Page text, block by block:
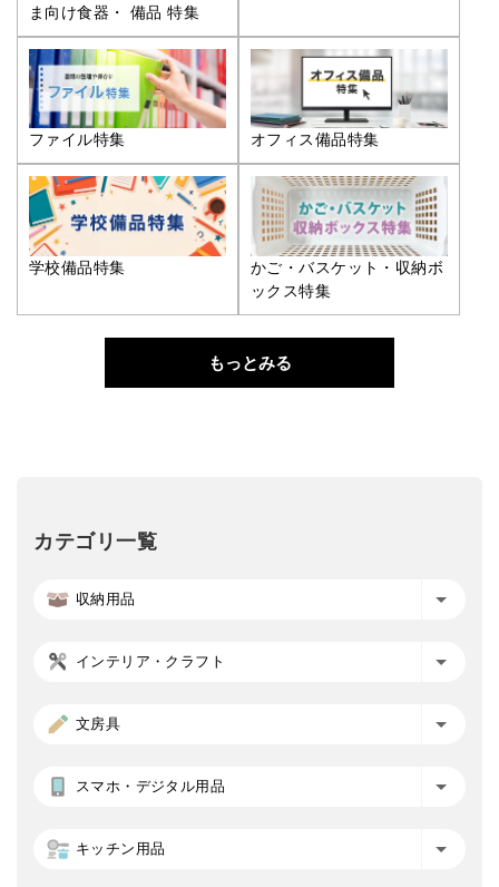
ま向け食器・ 備品 特集
ファイル特集 オフィス備品特集
学校備品特集
かご・バスケット・収納ボ
ックス特集
もっとみる
カテゴリ一覧
収納用品
インテリア・クラフト
文房具
スマホ・デジタル用品
キッチン用品